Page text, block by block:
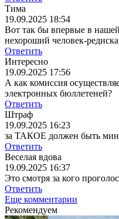
Тима
19.09.2025 18:54
Вот так бы впервые в
нехороший человек-
Ответить
Интересно
19.09.2025 17:56
А как комиссия
электронных бюллетеней?
Ответить
Штраф
19.09.2025 16:23
за ТАКОЕ должен быть
Ответить
Веселая вдова
19.09.2025 16:37
Это смотря за кого
Ответить
Еще комментарии
Рекомендуем